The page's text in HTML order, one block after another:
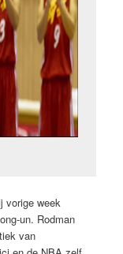
vorige week
un. Rodman
van